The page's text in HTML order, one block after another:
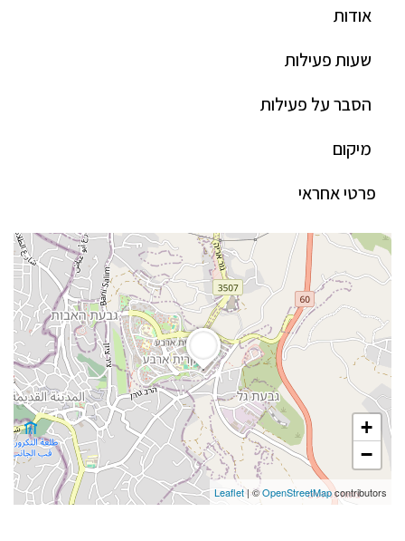
אודות
שעות פעילות
הסבר על פעילות
מיקום
פרטי אחראי
+
−
Leaflet| ©OpenStreetMapcontributors